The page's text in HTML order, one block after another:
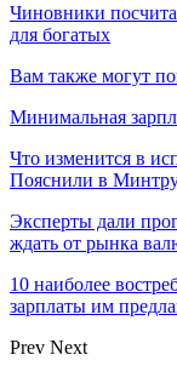
Чиновники
для богатых
Вам также могут
Минимальная
Что изменится в
Пояснили в
Эксперты дали
ждать от рынка
10 наиболее
зарплаты им
Prev Next